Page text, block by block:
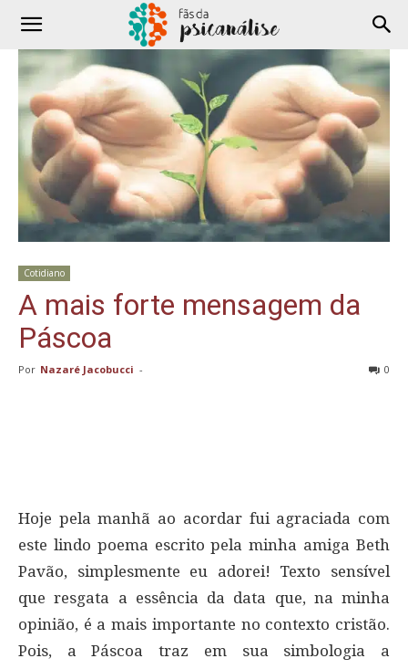
Cotidiano
A mais forte mensagem da
Páscoa
Por Nazaré Jacobucci - 0
Hoje pela manhã ao acordar fui agraciada com
este lindo poema escrito pela minha amiga Beth
Pavão, simplesmente eu adorei! Texto sensível
que resgata a essência da data que, na minha
opinião, é a mais importante no contexto cristão.
Pois, a Páscoa traz em sua simbologia a